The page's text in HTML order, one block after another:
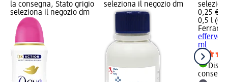
la consegna, Stato grigio
seleziona il negozio dm
seleziona il negozio dm
0,25 €
0,5 l
ml